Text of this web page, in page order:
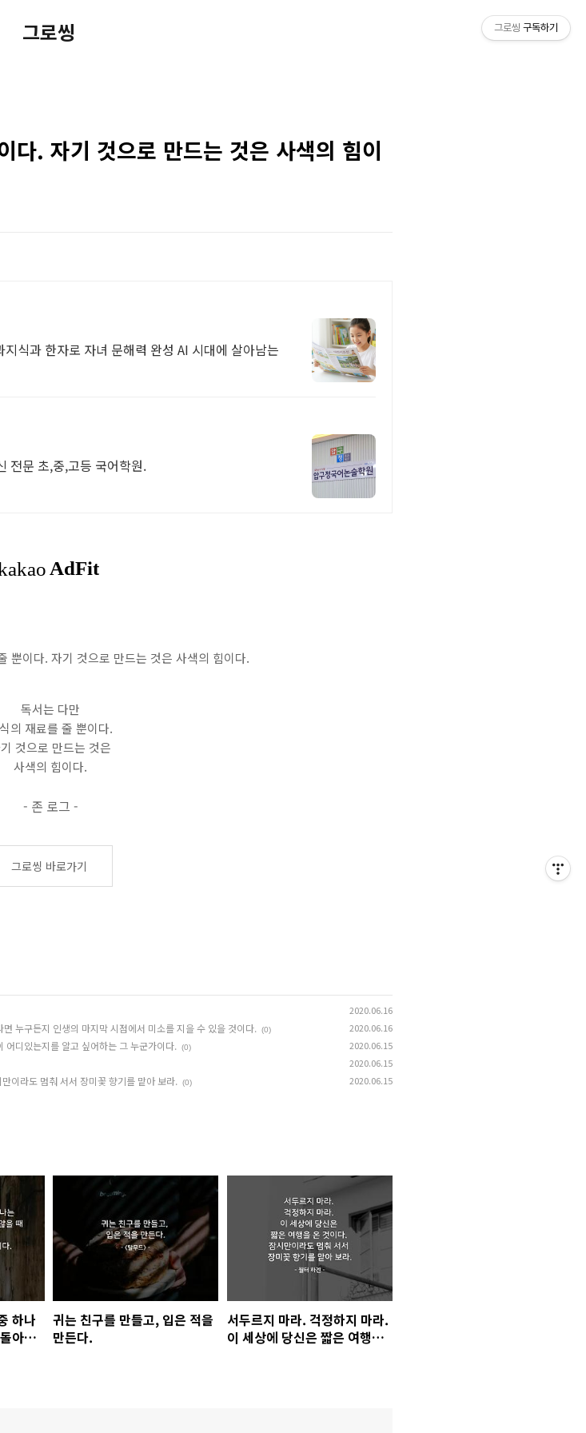
그로씽
다. 자기 것으로 만드는 것은 사색의 힘이
식과 한자로 자녀 문해력 완성 AI 시대에 살아남는
전문 초,중,고등 국어학원.
독서는 다만
의 재료를 줄 뿐이다.
것으로 만드는 것은
사색의 힘이다.
- 존 로그 -
그로씽 바로가기
2020.06.16
누구든지 인생의 마지막 시점에서 미소를 지을 수 있을 것이다. (0) 2020.06.16
어디있는지를 알고 싶어하는 그 누군가이다. (0) 2020.06.15
2020.06.15
이라도 멈춰 서서 장미꽃 향기를 맡아 보라. (0) 2020.06.15
하나
아오
귀는 친구를 만들고, 입은 적을
만든다.
서두르지 마라. 걱정하지 마라.
이 세상에 당신은 짧은 여행을
그로씽 구독하기